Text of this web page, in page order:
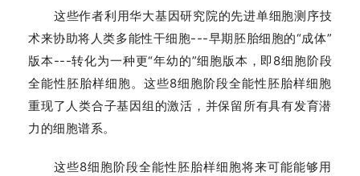
这些作者利用华大基因研究院的先进单细胞测序技
术来协助将人类多能性干细胞---早期胚胎细胞的“成体”
版本---转化为一种更“年幼的”细胞版本，即8细胞阶段
全能性胚胎样细胞。这些8细胞阶段全能性胚胎样细胞
重现了人类合子基因组的激活，并保留所有具有发育潜
力的细胞谱系。
这些8细胞阶段全能性胚胎样细胞将来可能能够用